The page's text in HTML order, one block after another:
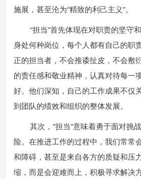
施展，甚至沦为“精致的利己主义”。
“担当”首先体现在对职责的坚守
身处何种岗位，每个人都有自己的职
正的担当者，不会推诿扯皮，不会敷
的责任感和敬业精神，认真对待每一
好。他们深知，自己的工作成果不仅
到团队的绩效和组织的整体发展。
其次，“担当”意味着勇于面对挑
险。在推进工作的过程中，我们常常
和障碍，甚至是来自各方的质疑和压
缩，而是会迎难而上，积极寻求解决